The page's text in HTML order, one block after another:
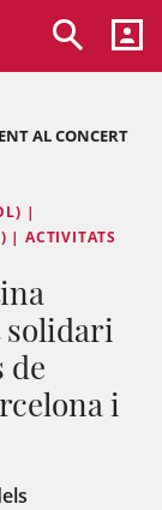
AL CONCERT
|
| ACTIVITATS
solidari
de
i